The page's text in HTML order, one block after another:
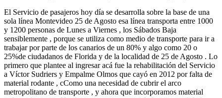
El Servicio de pasajeros hoy día se desarrolla sobre la base de una
sola línea Montevideo 25 de Agosto esa línea transporta entre 1000
y 1200 personas de Lunes a Viernes , los Sábados Baja
sensiblemente , porque se utiliza como medio de transporte para ir a
trabajar por parte de los canarios de un 80% y algo como 20 o
25%de ciudadanos de Florida y de la localidad de 25 de Agosto . Lo
primero que plantee al ingresar acá fue la rehabilitación del Servicio
a Víctor Sudriers y Empalme Olmos que cayó en 2012 por falta de
material rodante , cComo una necesidad de cubrir el arco
metropolitano de transporte , y ahora que incorporamos material